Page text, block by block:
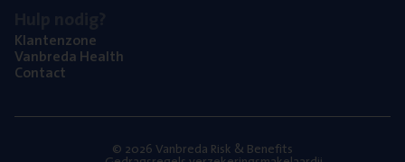
Klan­ten­zo­ne
Van­b­re­da Health
Con­tact
© 2026 Vanbreda Risk & Benefits